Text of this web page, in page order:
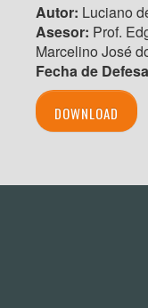
Autor: Luciano
Asesor: Prof.
Marcelino José
Fecha de
DOWNLOAD